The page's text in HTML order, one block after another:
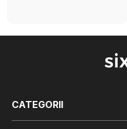
CATEGORII